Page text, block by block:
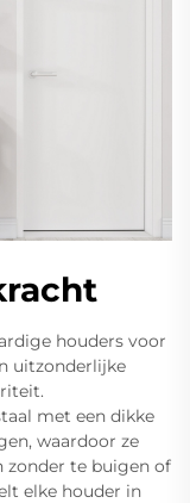
houders voor
uitzonderlijke
met een dikke
waardoor ze
zonder te buigen of
elke houder in